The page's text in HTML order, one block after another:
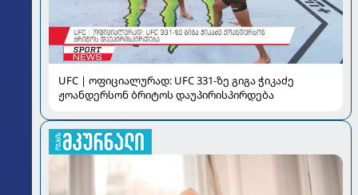
UFC | ოფიციალურად: UFC 331-ზე გიგა ჭიკაძე
ჟოანდერსონ ბრიტოს დაუპირისპირდება